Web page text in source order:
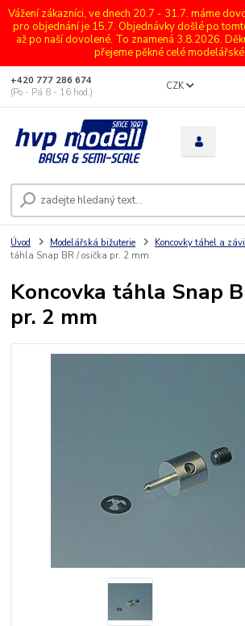
Vážení zákazníci, ve dnech 20.7 - 31.7. máme
pro objednání je 15.7. Objednávky došlé po
až po naší dovolené. To znamená 3.8.2026.
přejeme pěkné celé
CZK
+420 777 286 674
(Po - Pá 8 - 16 hod.)
Úvod Modelářská bižuterie Koncovky táhel a
táhla Snap BR / osička pr. 2 mm
Koncovka táhla Snap
pr. 2 mm